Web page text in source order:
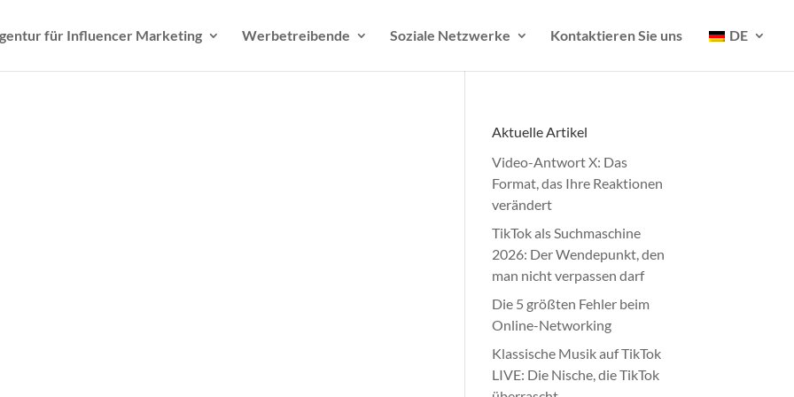
für Influencer Marketing Werbetreibende Soziale Netzwerke Kontaktieren Sie uns DE
Aktuelle Artikel
Video-Antwort X: Das
Format, das Ihre Reaktionen
verändert
TikTok als Suchmaschine
2026: Der Wendepunkt, den
man nicht verpassen darf
Die 5 größten Fehler beim
Online-Networking
Klassische Musik auf TikTok
LIVE: Die Nische, die TikTok